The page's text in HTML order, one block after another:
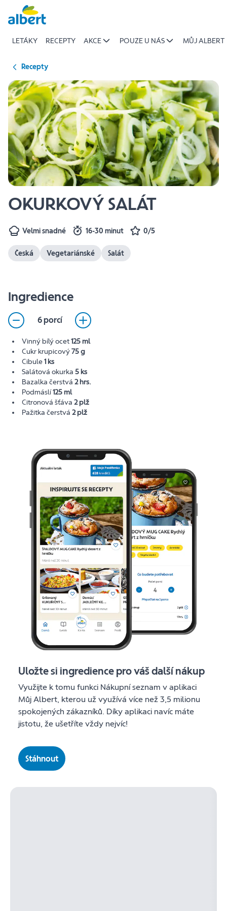
Přeskočit
LETÁKY RECEPTY AKCE POUZE U NÁS MŮJ ALBERT
Recepty
OKURKOVÝ SALÁT
Velmi snadné 16-30 minut 0/5
Česká Vegetariánské Salát
Ingredience
6 porcí
Vinný bílý ocet125 ml
Cukr krupicový75 g
Cibule1 ks
Salátová okurka 5 ks
Bazalka čerstvá 2 hrs.
Podmáslí125 ml
Citronová šťáva 2 plž
Pažitka čerstvá 2 plž
Uložte si ingredience pro váš další nákup
Využijte k tomu funkci Nákupní seznam v aplikaci
Můj Albert, kterou už využívá více než 3,5 milionu
spokojených zákazníků. Díky aplikaci navíc máte
jistotu, že ušetříte vždy nejvíc!
Stáhnout